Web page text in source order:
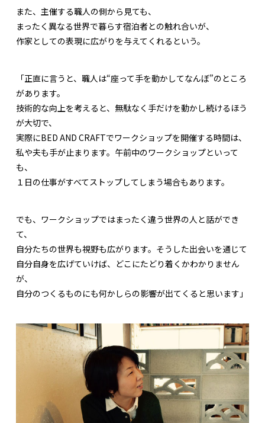
また、主催する職人の側から見ても、
まったく異なる世界で暮らす宿泊者との触れ合いが、
作家としての表現に広がりを与えてくれるという。
「正直に言うと、職人は“座って手を動かしてなんぼ”のところ
があります。
技術的な向上を考えると、無駄なく手だけを動かし続けるほう
が大切で、
実際にBED AND CRAFTでワークショップを開催する時間は、
私や夫も手が止まります。午前中のワークショップといって
も、
１日の仕事がすべてストップしてしまう場合もあります。
でも、ワークショップではまったく違う世界の人と話ができ
て、
自分たちの世界も視野も広がります。そうした出会いを通じて
自分自身を広げていけば、どこにたどり着くかわかりません
が、
自分のつくるものにも何かしらの影響が出てくると思います」